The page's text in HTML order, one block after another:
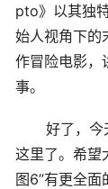
pto》以其独
始人视角下的
作冒险电影，
事。
好了，今
这里了。希望
图6”有更全